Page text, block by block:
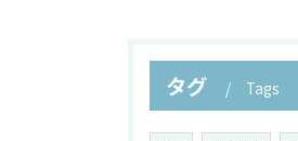
タグ Tags